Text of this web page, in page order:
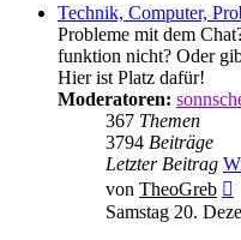
Technik, Computer,
Probleme mit dem
funktion nicht? Oder
Hier ist Platz dafür!
Moderatoren:
367 Themen
3794 Beiträge
Letzter Beitrag
von TheoGreb
Samstag 20.